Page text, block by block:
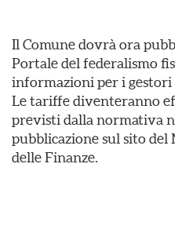
Il Comune dovrà ora
Portale del federalismo
informazioni per i
Le tariffe diventeranno
previsti dalla normativa
pubblicazione sul sito del
delle Finanze.